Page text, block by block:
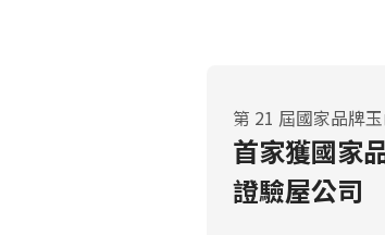
第 21 屆國家品牌
首家獲國家
證驗屋公司